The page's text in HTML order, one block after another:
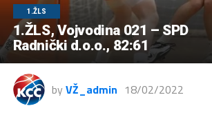
1.ŽLS
1.ŽLS, Vojvodina 021 – SPD
Radnički d.o.o., 82:61
by VŽ_admin 18/02/2022